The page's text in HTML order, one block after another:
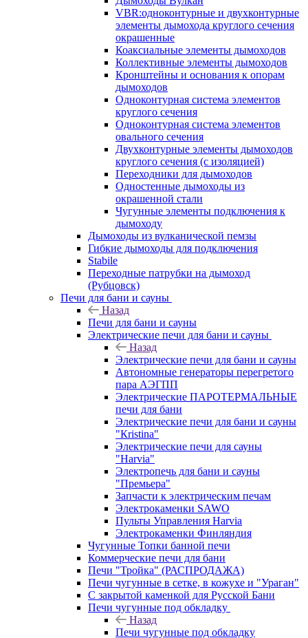
VBR:одноконтурные и двухконтурные
элементы дымохода круглого сечения
окрашенные
Коаксиальные элементы дымоходов
Коллективные элементы дымоходов
Кронштейны и основания к опорам
дымоходов
Одноконтурная система элементов
круглого сечения
Одноконтурная система элементов
овального сечения
Двухконтурные элементы дымоходов
круглого сечения (с изоляцией)
Переходники для дымоходов
Одностенные дымоходы из
окрашенной стали
Чугунные элементы подключения к
дымоходу
Дымоходы из вулканической пемзы
Гибкие дымоходы для подключения
Stabile
Переходные патрубки на дымоход
(Рубцовск)
Печи для бани и сауны
Назад
Печи для бани и сауны
Электрические печи для бани и сауны
Назад
Электрические печи для бани и сауны
Автономные генераторы перегретого
пара АЭГПП
Электрические ПАРОТЕРМАЛЬНЫЕ
печи для бани
Электрические печи для бани и сауны
"Кristina"
Электрические печи для сауны
"Harvia"
Электропечь для бани и сауны
"Премьера"
Запчасти к электрическим печам
Электрокаменки SAWO
Пульты Управления Harvia
Электрокаменки Финляндия
Чугунные Топки банной печи
Коммерческие печи для бани
Печи "Тройка" (РАСПРОДАЖА)
Печи чугунные в сетке, в кожухе и "Ураган"
С закрытой каменкой для Русской Бани
Печи чугунные под обкладку
Назад
Печи чугунные под обкладку